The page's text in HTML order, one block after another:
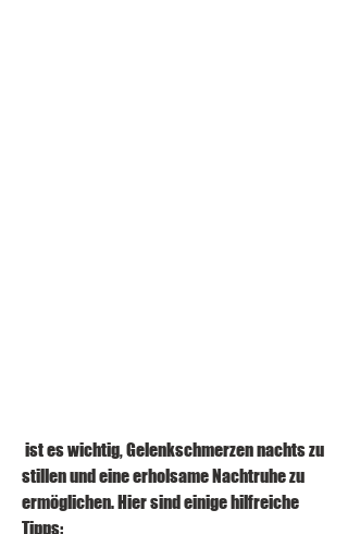
stillen und eine erholsame Nachtruhe zu
ermöglichen. Hier sind einige hilfreiche
Tipps: